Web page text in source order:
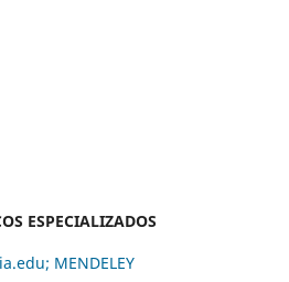
ESPECIALIZADOS
MENDELEY